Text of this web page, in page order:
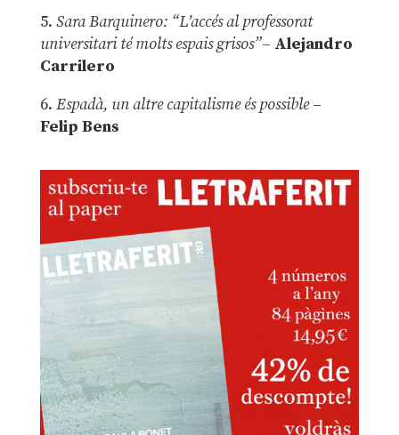
5. Sara Barquinero: “L’accés al professorat
universitari té molts espais grisos”– Alejandro
Carrilero
6. Espadà, un altre capitalisme és possible –
Felip Bens